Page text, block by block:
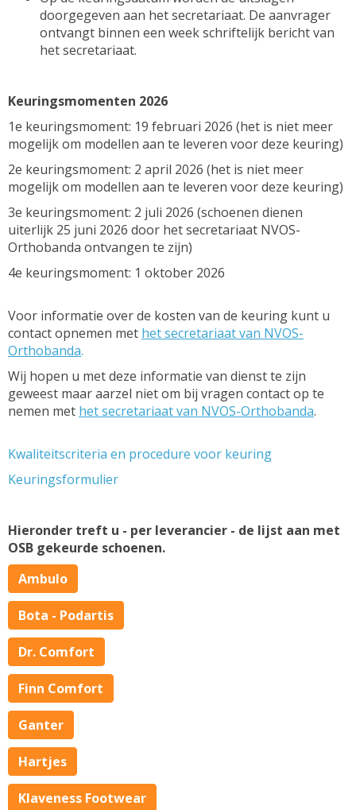
doorgegeven aan het secretariaat. De aanvrager
ontvangt binnen een week schriftelijk bericht van
het secretariaat.
Keuringsmomenten 2026
1e keuringsmoment: 19 februari 2026 (het is niet meer
mogelijk om modellen aan te leveren voor deze keuring)
2e keuringsmoment: 2 april 2026 (het is niet meer
mogelijk om modellen aan te leveren voor deze keuring)
3e keuringsmoment: 2 juli 2026 (schoenen dienen
uiterlijk 25 juni 2026 door het secretariaat NVOS-
Orthobanda ontvangen te zijn)
4e keuringsmoment: 1 oktober 2026
Voor informatie over de kosten van de keuring kunt u
contact opnemen met het secretariaat van NVOS-
Orthobanda.
Wij hopen u met deze informatie van dienst te zijn
geweest maar aarzel niet om bij vragen contact op te
nemen met het secretariaat van NVOS-Orthobanda.
Kwaliteitscriteria en procedure voor keuring
Keuringsformulier
Hieronder treft u - per leverancier - de lijst aan met
OSB gekeurde schoenen.
Ambulo
Bota - Podartis
Dr. Comfort
Finn Comfort
Ganter
Hartjes
Klaveness Footwear